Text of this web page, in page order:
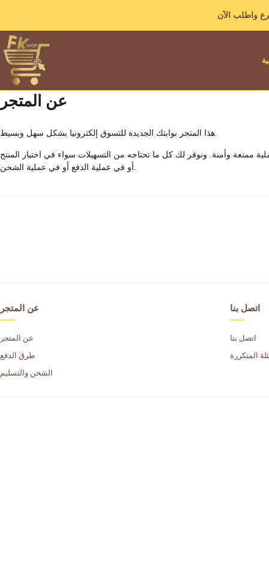
واطلب الآن
عن المتجر
هذا المتجر بوابتك الجديدة للتسوق إلكترونيا بشكل سهل وبسيط.
ممتعة وأمنة. ونوفر لك كل ما تحتاجه من التسهيلات سواء في اختيار المنتج
أو في عملية الدفع أو في عملية الشحن.
عن المتجر
عن المتجر
طرق الدفع
الشحن والتسليم
اتصل بنا
اتصل بنا
المتكررة